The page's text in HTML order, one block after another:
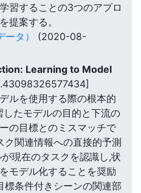
習することの3つのアプロ
提案する。
タ）
(2020-08-
Learning to Model
ルを使用する際の根本的
したモデルの目的と下流の
の目標とのミスマッチで
ク関連情報への直接的予測
現在のタスクを認識し,状
モデル化することを奨励
標条件付きシーンの関連部